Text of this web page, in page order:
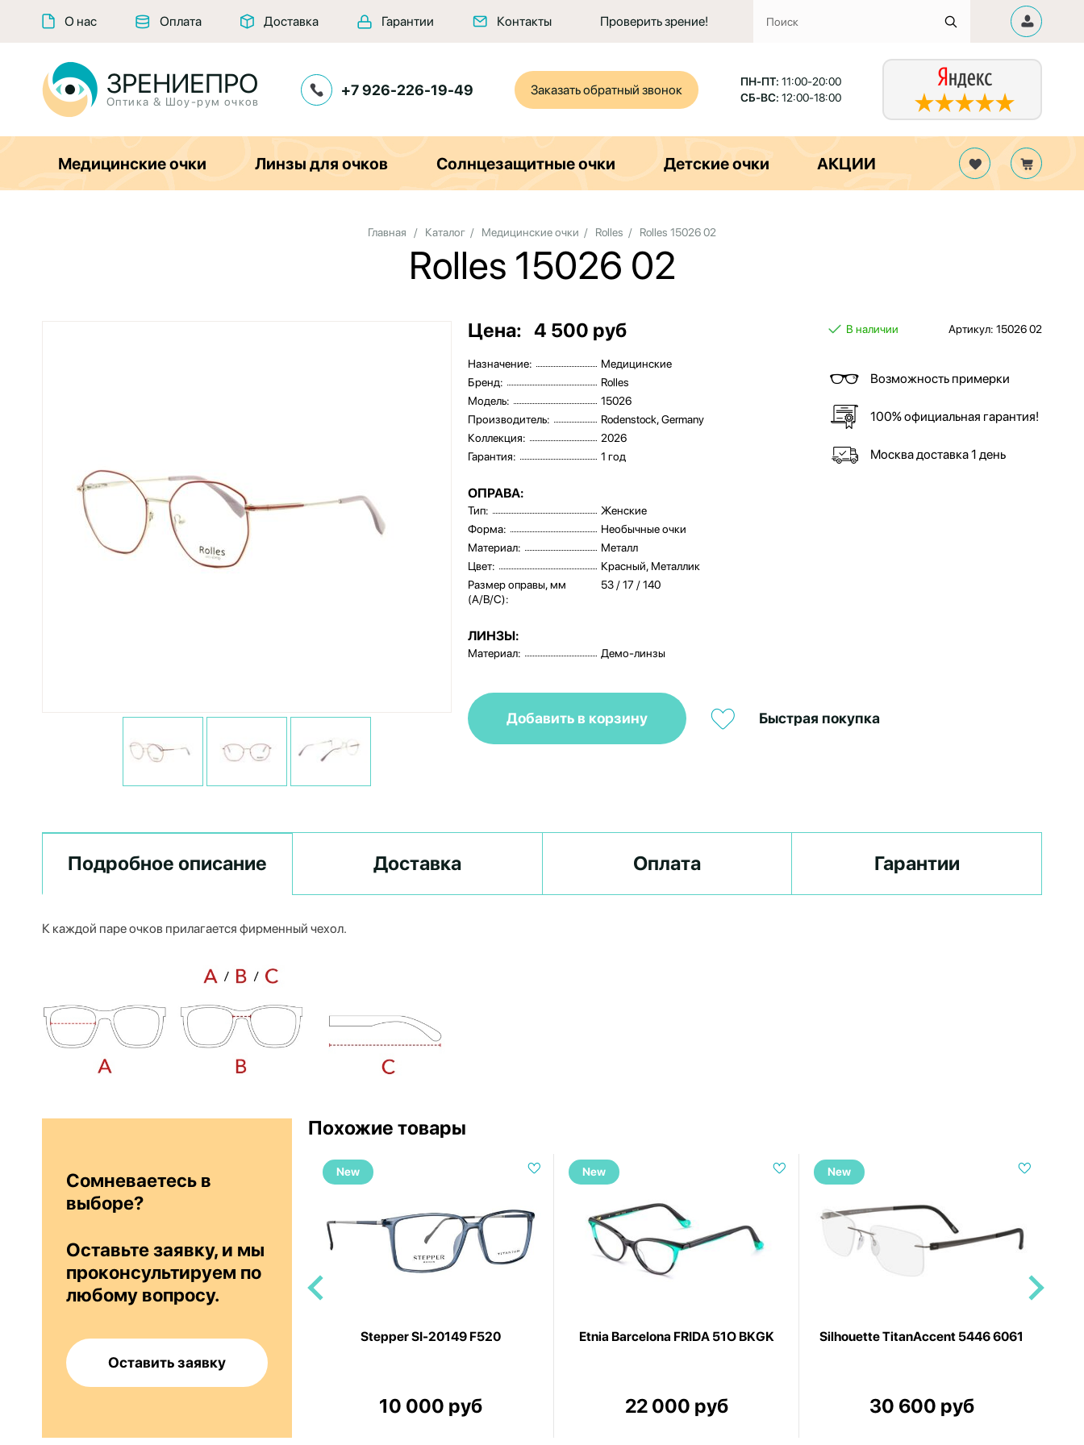
О нас Оплата Доставка Гарантии Контакты Проверить зрение!
ЗРЕНИЕПРО
Оптика & Шоу-рум очков
+7 926-226-19-49 Заказать обратный звонок
ПН-ПТ: 11:00-20:00
СБ-ВС: 12:00-18:00
Медицинские очки Линзы для очков Солнцезащитные очки Детские очки АКЦИИ
Главная / Каталог / Медицинские очки / Rolles / Rolles 15026 02
Rolles 15026 02
Цена: 4 500 руб
Назначение:
Медицинские
Бренд:
Rolles
Модель:
15026
Производитель:
Rodenstock, Germany
Коллекция:
2026
Гарантия:
1 год
ОПРАВА:
Тип:
Женские
Форма:
Необычные очки
Материал:
Металл
Цвет:
Красный, Металлик
Размер оправы, мм
(A/B/C):
53 / 17 / 140
ЛИНЗЫ:
Материал: Демо-линзы
В наличии Артикул: 15026 02
Возможность примерки
100% официальная гарантия!
Москва доставка 1 день
Добавить в корзину Быстрая покупка
Подробное описание Доставка Оплата Гарантии
К каждой паре очков прилагается фирменный чехол.
Сомневаетесь в
выборе?
Оставьте заявку, и мы
проконсультируем по
любому вопросу.
Оставить заявку
Похожие товары
Etnia Barcelona WEIMAR GDBR 56
New
Stepper SI-20149 F520
10 000 руб
New
Etnia Barcelona FRIDA 51O BKGK
22 000 руб
New
Silhouette TitanAccent 5446 6061
30 600 руб